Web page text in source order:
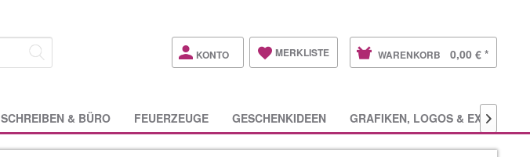
KONTO MERKLISTE WARENKORB 0,00 € *
SCHREIBEN & BÜRO FEUERZEUGE GESCHENKIDEEN GRAFIKEN, LOGOS & EXTRAS
